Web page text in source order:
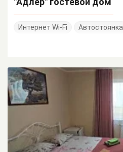
Интернет Wi-Fi Автостоянка